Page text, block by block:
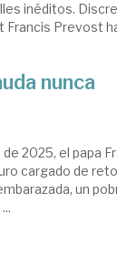
inéditos.
Prevost
nunca
2025, el papa
cargado de
un